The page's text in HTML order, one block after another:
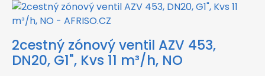
2cestný zónový ventil AZV 453,
DN20, G1", Kvs 11 m³/h, NO